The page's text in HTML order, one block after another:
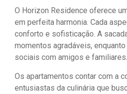
O Horizon Residence oferece
em perfeita harmonia. Cada
conforto e sofisticação. A
momentos agradáveis,
sociais com amigos e familiares.
Os apartamentos contar com a
entusiastas da culinária que